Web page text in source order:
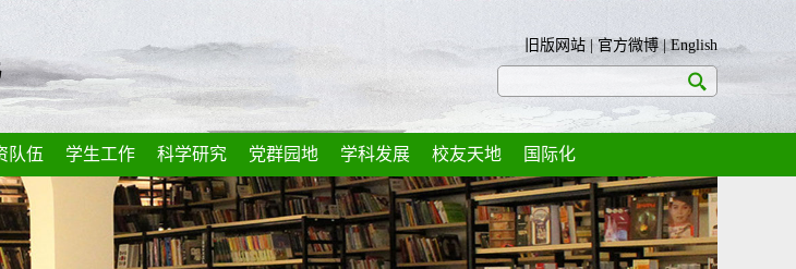
旧版网站 |官方微博|English
队伍 学生工作 科学研究 党群园地 学科发展 校友天地 国际化